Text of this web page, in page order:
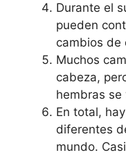
Durante el
pueden
cambios de
Muchos
cabeza,
hembras se
En total,
diferentes
mundo.